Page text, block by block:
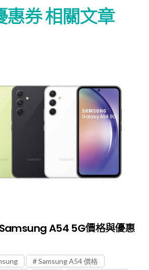
惠券 相關文章
A54 5G價格與優惠
Samsung A54 價格